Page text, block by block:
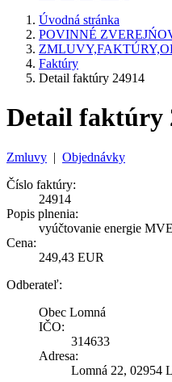
Úvodná stránka
POVINNÉ
Faktúry
Detail faktúry 24914
Detail faktúry
Zmluvy | Objednávky
Číslo faktúry:
24914
Popis plnenia:
vyúčtovanie energie
Cena:
249,43 EUR
Odberateľ:
Obec Lomná
IČO:
314633
Adresa:
Lomná 22, 02954